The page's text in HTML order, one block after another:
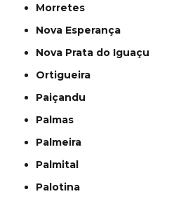
Morretes
Nova Esperança
Nova Prata do Iguaçu
Ortigueira
Paiçandu
Palmas
Palmeira
Palmital
Palotina